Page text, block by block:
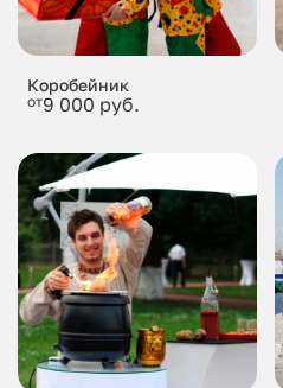
Коробейник
от9 000 руб.